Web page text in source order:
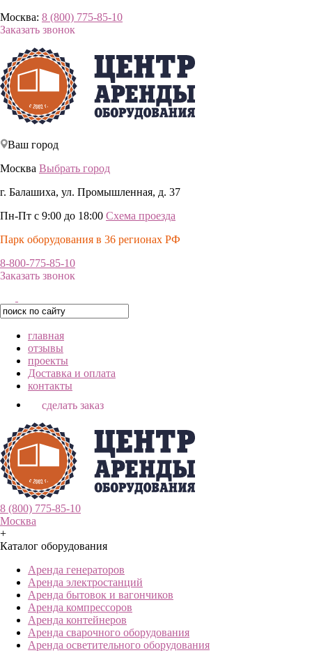
Москва: 8 (800) 775-85-10
Заказать звонок
Ваш город
Москва Выбрать город
г. Балашиха, ул. Промышленная, д. 37
Пн-Пт с 9:00 до 18:00 Схема проезда
Парк оборудования в 36 регионах РФ
8-800-775-85-10
Заказать звонок
главная
отзывы
проекты
Доставка и оплата
контакты
сделать заказ
8 (800) 775-85-10
Москва
+
Каталог оборудования
Аренда генераторов
Аренда электростанций
Аренда бытовок и вагончиков
Аренда компрессоров
Аренда контейнеров
Аренда сварочного оборудования
Аренда осветительного оборудования